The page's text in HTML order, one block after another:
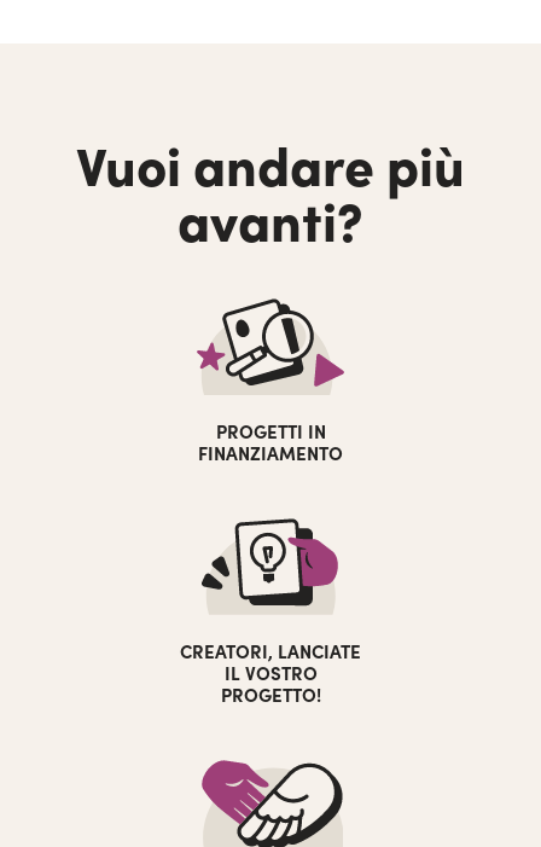
Vuoi andare più
avanti?
PROGETTI IN
FINANZIAMENTO
CREATORI, LANCIATE
IL VOSTRO
PROGETTO!